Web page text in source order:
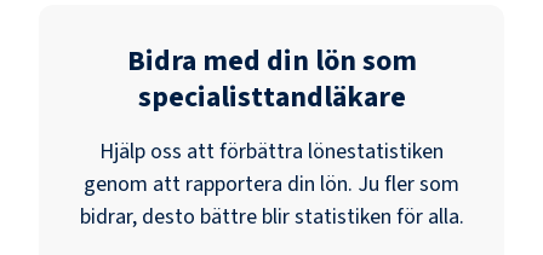
Bidra med din lön som
specialisttandläkare
Hjälp oss att förbättra lönestatistiken
genom att rapportera din lön. Ju fler som
bidrar, desto bättre blir statistiken för alla.